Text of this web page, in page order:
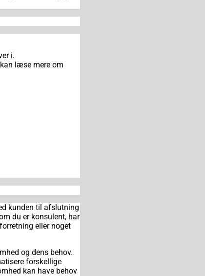
i.
læse mere om
kunden til afslutning
du er konsulent, har
eller noget
og dens behov.
forskellige
kan have behov